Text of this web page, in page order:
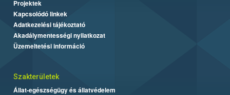
Projektek
Kapcsolódó linkek
Adatkezelési tájékoztató
Akadálymentességi nyilatkozat
Üzemeltetési információ
Szakterületek
Állat-egészségügy és állatvédelem